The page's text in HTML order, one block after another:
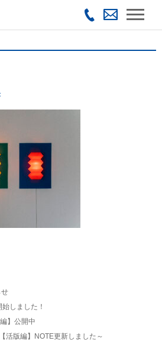
しました！
】公開中
活版編】NOTE更新しました～